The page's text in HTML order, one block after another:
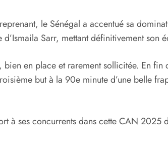
le Sénégal a accentué sa
Sarr, mettant définitivement son
en place et rarement sollicitée. En fin
but à la 90e minute d’une belle
à ses concurrents dans cette CAN 2025